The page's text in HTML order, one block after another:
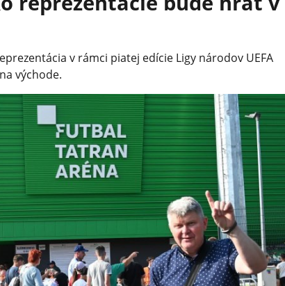
v rámci piatej edície Ligy národov UEFA
východe.